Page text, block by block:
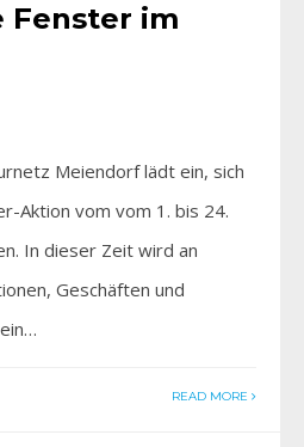
Fenster im
Meiendorf lädt ein, sich
Aktion vom vom 1. bis 24.
In dieser Zeit wird an
Geschäften und
READ MORE